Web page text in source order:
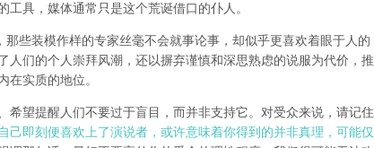
具，媒体通常只是这个荒诞借口的仆人。
那些装模作样的专家丝毫不会就事论事，却似乎更喜欢着眼于人的
人们的个人崇拜风潮，还以摒弃谨慎和深思熟虑的说服为代价，推
在实质的地位。
希望提醒人们不要过于盲目，而并非支持它。对受众来说，请记住
己即刻便喜欢上了演说者，或许意味着你得到的并非真理，可能仅